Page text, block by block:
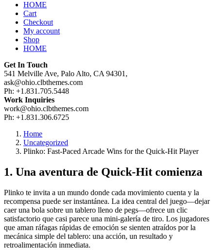
HOME
Cart
Checkout
My account
Shop
HOME
Get In Touch
541 Melville Ave, Palo Alto, CA 94301,
ask@ohio.clbthemes.com
Ph: +1.831.705.5448
Work Inquiries
work@ohio.clbthemes.com
Ph: +1.831.306.6725
Home
Uncategorized
Plinko: Fast‑Paced Arcade Wins for the Quick‑Hit Player
1. Una aventura de Quick‑Hit comienza
Plinko te invita a un mundo donde cada movimiento cuenta y la
recompensa puede ser instantánea. La idea central del juego—dejar
caer una bola sobre un tablero lleno de pegs—ofrece un clic
satisfactorio que casi parece una mini‑galería de tiro. Los jugadores
que aman ráfagas rápidas de emoción se sienten atraídos por la
mecánica simple del tablero: una acción, un resultado y
retroalimentación inmediata.